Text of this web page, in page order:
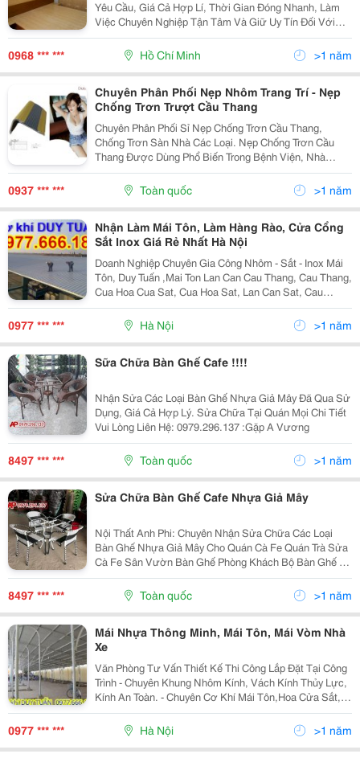
Yêu Cầu, Giá Cả Hợp Lí, Thời Gian Đóng Nhanh, Làm
Việc Chuyên Nghiệp Tận Tâm Và Giữ Uy Tín Đối Với
Khách Hàng. Sẽ Có Nhân Viên Tư Vấn Tại Nhà Của
Công Ty Chúng Tôi Sẵn Sàng Hỗ Trợ Quý Khách Khi
0968 *** *** Hồ Chí Minh >1 năm
Chuyên Phân Phối Nẹp Nhôm Trang Trí - Nẹp
Chống Trơn Trượt Cầu Thang
Chuyên Phân Phối Sỉ Nẹp Chống Trơn Cầu Thang,
Chống Trơn Sàn Nhà Các Loại. Nẹp Chống Trơn Cầu
Thang Được Dùng Phổ Biến Trong Bệnh Viện, Nhà
Hàng, Trường Học, Khu Mua Sắm Thương Mại, Sân
Bay, Tàu Biển, Tầng Hầm Nhà Ga Điện Ngầm, Nhà Thi
0937 *** *** Toàn quốc >1 năm
Nhận Làm Mái Tôn, Làm Hàng Rào, Cửa Cổng
Sắt Inox Giá Rẻ Nhất Hà Nội
Doanh Nghiệp Chuyên Gia Công Nhôm - Sắt - Inox Mái
Tôn, Duy Tuấn ,Mai Ton Lan Can Cau Thang, Cau Thang,
Cua Hoa Cua Sat, Cua Hoa Sat, Lan Can Sat, Cau
Thang Sat, Cau Thang Kinh, Lan Can Ban Cong, Nhom
Kinh, Cua Nhom, Cua Kinh, Hang Rao, Chuong
0977 *** *** Hà Nội >1 năm
Sữa Chữa Bàn Ghế Cafe !!!!
Nhận Sửa Các Loại Bàn Ghế Nhựa Giả Mây Đã Qua Sử
Dụng, Giá Cả Hợp Lý. Sửa Chữa Tại Quán Mọi Chi Tiết
Vui Lòng Liên Hệ: 0979.296.137 :Gặp A Vương
8497 *** *** Toàn quốc >1 năm
Sửa Chữa Bàn Ghế Cafe Nhựa Giả Mây
Nội Thất Anh Phi: Chuyên Nhận Sửa Chữa Các Loại
Bàn Ghế Nhựa Giả Mây Cho Quán Cà Fe Quán Trà Sửa
Cà Fe Sân Vườn Bàn Ghế Phòng Khách Bộ Bàn Ghế Ăn
Vvvv Nhận Tân Trang Bàn Ghế Cũ Đã Qua Sử Dụng Bảo
Đảm Như Mới Giá Cả Phải Trăng Chât Lượng Cực Tôt
8497 *** *** Toàn quốc >1 năm
Mái Nhựa Thông Minh, Mái Tôn, Mái Vòm Nhà
Xe
Văn Phòng Tư Vấn Thiết Kế Thi Công Lắp Đặt Tại Công
Trình - Chuyên Khung Nhôm Kính, Vách Kính Thủy Lực,
Kính An Toàn. - Chuyên Cơ Khí Mái Tôn,Hoa Cửa Sắt,
Inox Mái Nhựa Thông Minh. Với Đội Ngũ Thi Công Lâu
Năm Kỹ Thuật Cao Chất Lượng Đảm Bảo
0977 *** *** Hà Nội >1 năm